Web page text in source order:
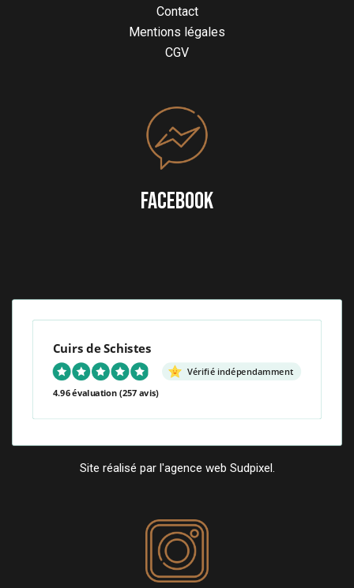
Contact
Mentions légales
CGV
FACEBOOK
Cuirs de Schistes
Vérifié indépendamment
4.96 évaluation (257 avis)
Site réalisé par l'agence web Sudpixel.